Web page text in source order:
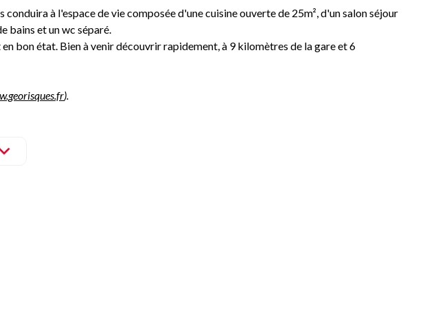
à l'espace de vie composée d'une cuisine ouverte de 25m², d'un salon séjour
bains et un wc séparé.
bon état. Bien à venir découvrir rapidement, à 9 kilomètres de la gare et 6
).